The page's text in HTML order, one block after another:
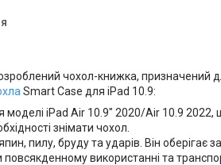
чохол-книжка, призначений
Smart Case для iPad 10.9:
iPad Air 10.9" 2020/Air 10.9 2022,
знімати чохол.
пилу, бруду та ударів. Він оберігає
використанні та